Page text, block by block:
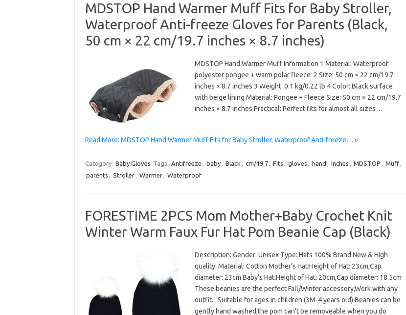
MDSTOP Hand Warmer Muff Fits for Baby Stroller,
Waterproof Anti-freeze Gloves for Parents (Black,
50 cm × 22 cm/19.7 inches × 8.7 inches)
MDSTOP Hand Warmer Muff Information 1 Material: Waterproof
polyester pongee + warm polar fleece 2 Size: 50 cm × 22 cm/19.7
inches × 8.7 inches 3 Weight: 0.1 kg/0.22 lb 4 Color: Black surface
with beige lining Material: Pongee + Fleece Size: 50 cm × 22 cm/19.7
inches × 8.7 inches Practical: Perfect fits for almost all sizes…
Read More: MDSTOP Hand Warmer Muff Fits for Baby Stroller, Waterproof Anti-freeze… »
Category: Baby Gloves Tags: Antifreeze , baby, Black , cm/19.7, Fits , gloves , hand , Inches , MDSTOP , Muff,
parents , Stroller, Warmer, Waterproof
FORESTIME 2PCS Mom Mother+Baby Crochet Knit
Winter Warm Faux Fur Hat Pom Beanie Cap (Black)
Description: Gender: Unisex Type: Hats 100% Brand New & High
quality. Material: Cotton Mother’s Hat:Height of Hat: 23cm,Cap
diameter: 23cm Baby’s Hat:Height of Hat: 20cm,Cap diameter: 18.5cm
These beanies are the perfect Fall/Winter accessory,Work with any
outfit. Suitable for ages in children (3M-4 years old) Beanies can be
gently hand washed,the pom can’t be removeable when you do